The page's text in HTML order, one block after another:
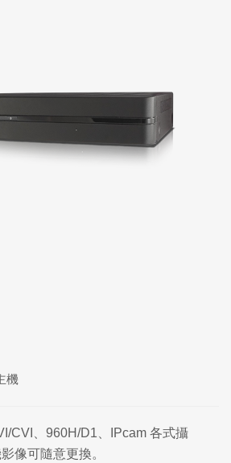
機
CVI、960H/D1、IPcam 各式攝
像可隨意更換。